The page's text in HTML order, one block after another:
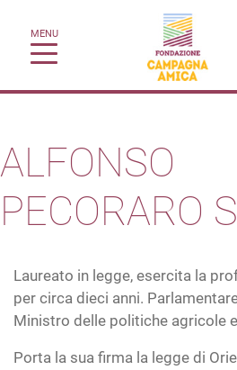
MENU
ALFONSO
PECORARO
Laureato in legge, esercita la
per circa dieci anni.
Ministro delle politiche agricole
Porta la sua firma la legge di